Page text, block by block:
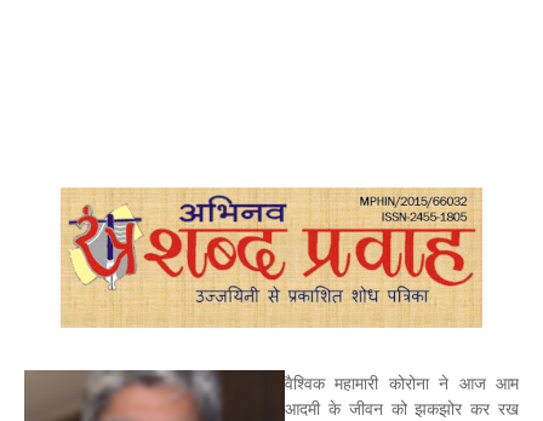
वैश्विक महामारी कोरोना ने आज आम
आदमी के जीवन को झकझोर कर रख